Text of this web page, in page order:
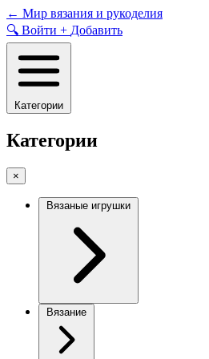
Skip
to
content
← Мир вязания и рукоделия
🔍 Войти + Добавить
Категории
Категории
×
Вязаные игрушки
Вязание